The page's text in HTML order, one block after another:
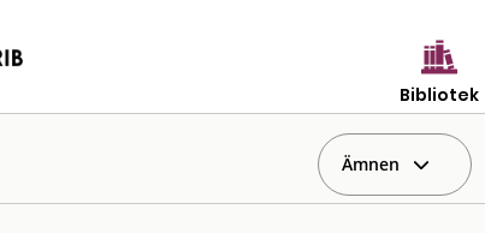
Bibliotek
Ämnen